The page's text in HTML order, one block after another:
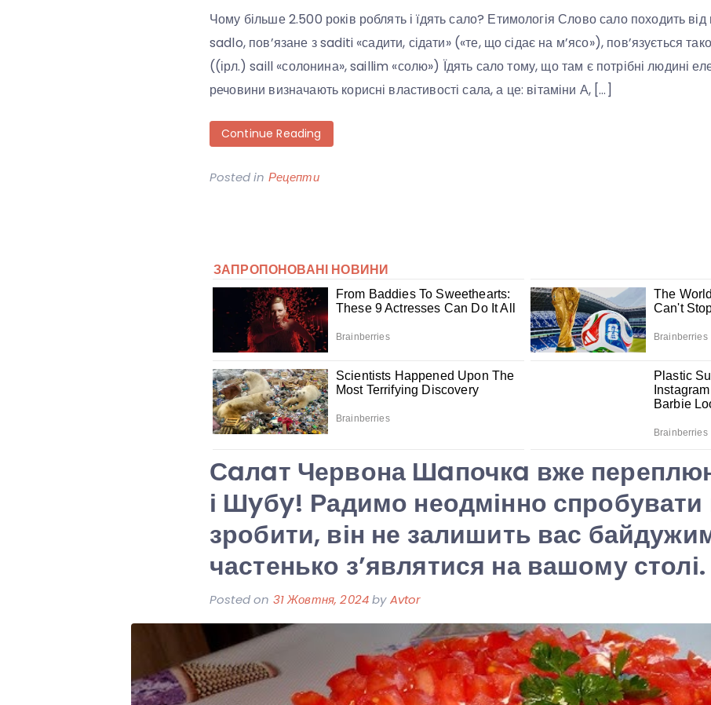
Чому більше 2.500 років роблять і їдять сало? Етимологія Слово сало походить від
sadlo, пов’язане з saditi «садити, сідати» («те, що сідає на м’ясо»), пов’язується
((ірл.) saill «солонина», saillim «солю») Їдять сало тому, що там є потрібні людині
речовини визначають корисні властивості сала, а це: вітаміни А, […]
Continue Reading
Posted in Рецепти
Сaлaт Червона Шaпочкa вже
і Шyбy! Радимо неодмінно спробувати
зробити, він не залишить вас
частенько з’являтися на вашому столі.
Posted on 31 Жовтня, 2024byAvtor